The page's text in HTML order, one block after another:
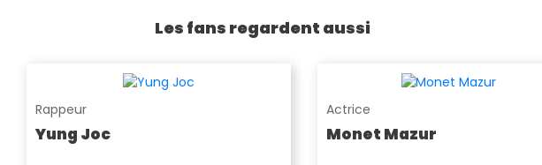
Les fans regardent aussi
Rappeur
Yung Joc
Actrice
Monet Mazur